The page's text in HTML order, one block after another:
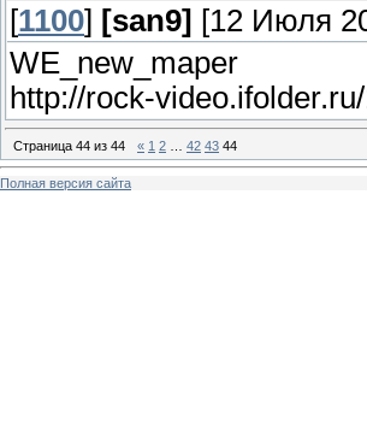
[1100] [san9] [12 Июля
WE_new_maper
http://rock-
Страница 44 из 44 « 1 2 42 43 44
Полная версия сайта